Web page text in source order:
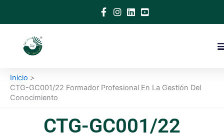
Inicio
CTG-GC001/22 Formador Profesional En La Gestión Del
Conocimiento
CTG-GC001/22